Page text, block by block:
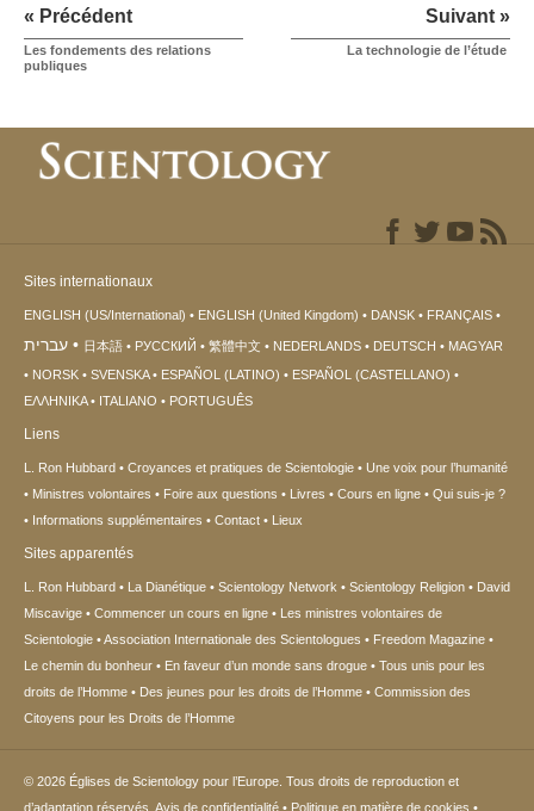
« Précédent
Les fondements des relations
publiques
Suivant »
La technologie de l’étude
Sites internationaux
ENGLISH (US/International) ENGLISH (United Kingdom) DANSK FRANÇAIS
עברית 日本語 РУССКИЙ 繁體中文 NEDERLANDS DEUTSCH
MAGYAR
NORSK
SVENSKA ESPAÑOL (LATINO)
ESPAÑOL (CASTELLANO)
ΕΛΛΗΝΙΚA
ITALIANO PORTUGUÊS
Liens
L. Ron Hubbard Croyances et pratiques de Scientologie
Une voix pour l’humanité
Ministres volontaires
Foire aux questions Livres Cours en ligne
Qui suis-je ?
Informations supplémentaires
Contact Lieux
Sites apparentés
L. Ron Hubbard La Dianétique Scientology Network Scientology Religion
David
Miscavige
Commencer un cours en ligne
Les ministres volontaires de
Scientologie
Association Internationale des Scientologues
Freedom Magazine
Le chemin du bonheur
En faveur d’un monde sans drogue
Tous unis pour les
droits de l’Homme
Des jeunes pour les droits de l’Homme
Commission des
Citoyens pour les Droits de l’Homme
© 2026 Églises de Scientology pour l’Europe. Tous droits de reproduction et
d’adaptation réservés. Avis de confidentialité • Politique en matière de cookies •